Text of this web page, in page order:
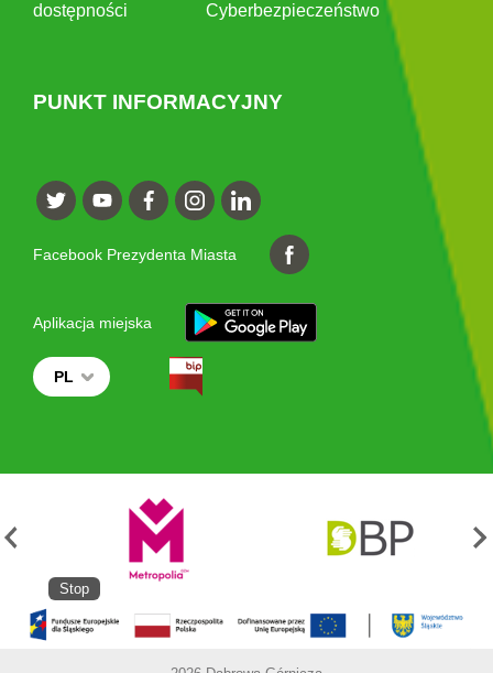
dostępności
Cyberbezpieczeństwo
PUNKT INFORMACYJNY
Facebook Prezydenta Miasta
Aplikacja miejska
PL
Stop